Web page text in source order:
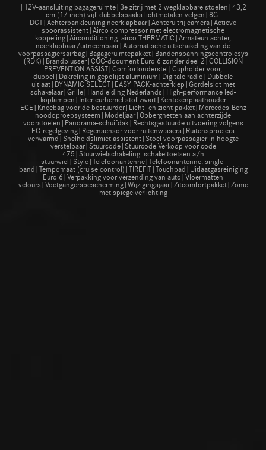
|12V-aansluiting bagageruimte|3e zitrij met 2 wegklapbare stoelen|43,2
cm (17 inch) vijf-dubbelspaaks lichtmetalen velgen|8G-
DCT|Achterbankleuning neerklapbaar|Achteruitrij camera|Actieve
spoorassistent|Airco compressor met electromagnetische
koppeling|Airconditioning: airco THERMATIC|Armsteun achter,
neerklapbaar/uitneembaar|Automatische uitschakeling van de
voorpassagiersairbag|Bagageruimtepakket|Bandenspanningscontrolesysteem
(RDK)|Brandblusser|COC-document Euro 6 zonder deel 2|COLLISION
PREVENTION ASSIST|Comfortonderstel|Cupholder voor,
dubbel|Dakreling in gepolijst aluminium|Digitale radio|Dubbele
uitlaat|DYNAMIC SELECT|EASY PACK-achterklep|Gordelslot met
schakelaar|Grille|Handleiding Nederlands|High-performance led-
koplampen|Interieurhemel stof zwart|Kentekenplaathouder
ECE|Kneebag voor de bestuurder|Licht- en zicht pakket|Mercedes-Benz
noodoproepsysteem|Modeljaar|Opbergnetten aan achterzijde
voorstoelen|Panorama-schuifdak|Rechtsgestuurde uitvoering volgens
EG-regelgeving|Regensensor voor ruitenwissers|Ruitensproeiers
verwarmd|Snelheidslimiet assistent|Stoel voorpassagier in hoogte
verstelbaar|Stuurcode|Stuurcode Verkoop voor code
475|Stuurwielschakeling: schakeltoetsen a/h
stuurwiel|Style|Telefoonantenne|Telefoonantenne: single-
band|Tempomaat (cruise control)|TIREFIT|Touchpad|Uitlaatgasreiniging
Euro 6|Verpakking voor verzending van auto|Vloermatten
met spiegelverlichting